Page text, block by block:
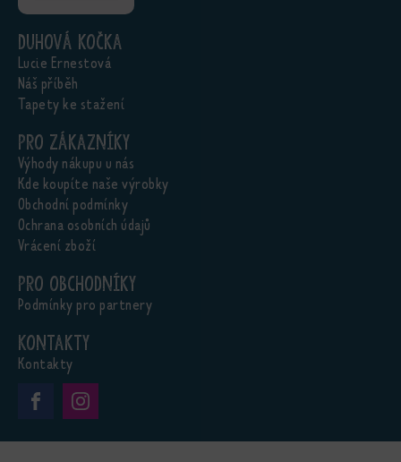
Duhová kočka
Lucie Ernestová
Náš příběh
Tapety ke stažení
Pro zákazníky
Výhody nákupu u nás
Kde koupíte naše výrobky
Obchodní podmínky
Ochrana osobních údajů
Vrácení zboží
Pro obchodníky
Podmínky pro partnery
Kontakty
Kontakty